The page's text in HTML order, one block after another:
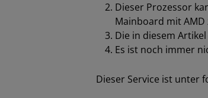
Dieser Prozessor
Mainboard mit
Die in diesem
Es ist noch immer
Dieser Service ist unter